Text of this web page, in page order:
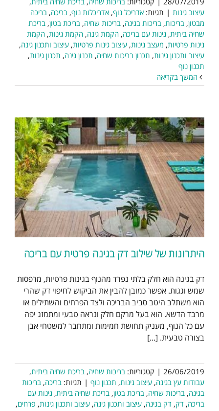
עיצוב גינות | תגיות: אדריכל נוף, אדריכלות נוף, בריכה, בריכה
מבטון, בריכות, בריכות בגינה, בריכות שחיה, בריכת בטון, בריכת
שחיה ביתית, גינות עם בריכה, הקמת גינה, הקמת גינות, הקמת
גינות פרטיות, מעצב גינות, עיצוב גינות פרטיות, עיצוב ותכנון גינה,
עיצוב ותכנון גינות, תכנון בריכות שחיה, תכנון גינה, תכנון גינות,
תכנון נוף
המשך בקריאה
היתרונות של שילוב דק בגינה פרטית עם בריכה
דק בגינה הוא חלק בלתי נפרד מהנוף בגינות פרטיות, מרפסות
שמש וגגות. אפשר כמובן להבין את הביקוש לחיפוי דק שהרי
הוא משתלב היטב סביב הבריכה ולצד הפרחים והשתילים או
מרבד הדשא. הוא בעל מרקם חלק ונראה טבעי ומתמזג יפה
עם כל הנוף, מעניק תחושת חמימות ומתחבר למשטחי אבן
בצורה טבעית. [...]
26/06/2019
| קטגוריות: בריכות שחיה, בריכת שחיה ביתית,
עבודות עץ בגינה, עיצוב גינות, תכנון נוף | תגיות: בריכה, בריכות
בגינה, בריכות שחיה, בריכת בטון, בריכת שחיה ביתית, גינות עם
בריכה, דק, דק בגינה, עיצוב ותכנון גינה, עיצוב ותכנון גינות, פרחים,